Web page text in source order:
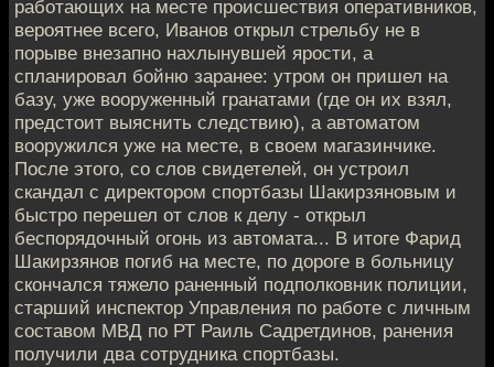
работающих на месте происшествия оперативников,
вероятнее всего, Иванов открыл стрельбу не в
порыве внезапно нахлынувшей ярости, а
спланировал бойню заранее: утром он пришел на
базу, уже вооруженный гранатами (где он их взял,
предстоит выяснить следствию), а автоматом
вооружился уже на месте, в своем магазинчике.
После этого, со слов свидетелей, он устроил
скандал с директором спортбазы Шакирзяновым и
быстро перешел от слов к делу - открыл
беспорядочный огонь из автомата... В итоге Фарид
Шакирзянов погиб на месте, по дороге в больницу
скончался тяжело раненный подполковник полиции,
старший инспектор Управления по работе с личным
составом МВД по РТ Раиль Садретдинов, ранения
получили два сотрудника спортбазы.